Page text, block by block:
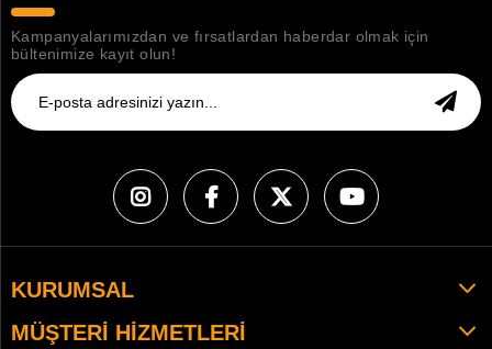
Kampanyalarımızdan ve fırsatlardan haberdar olmak için
bültenimize kayıt olun!
KURUMSAL
MÜŞTERI HIZMETLERI